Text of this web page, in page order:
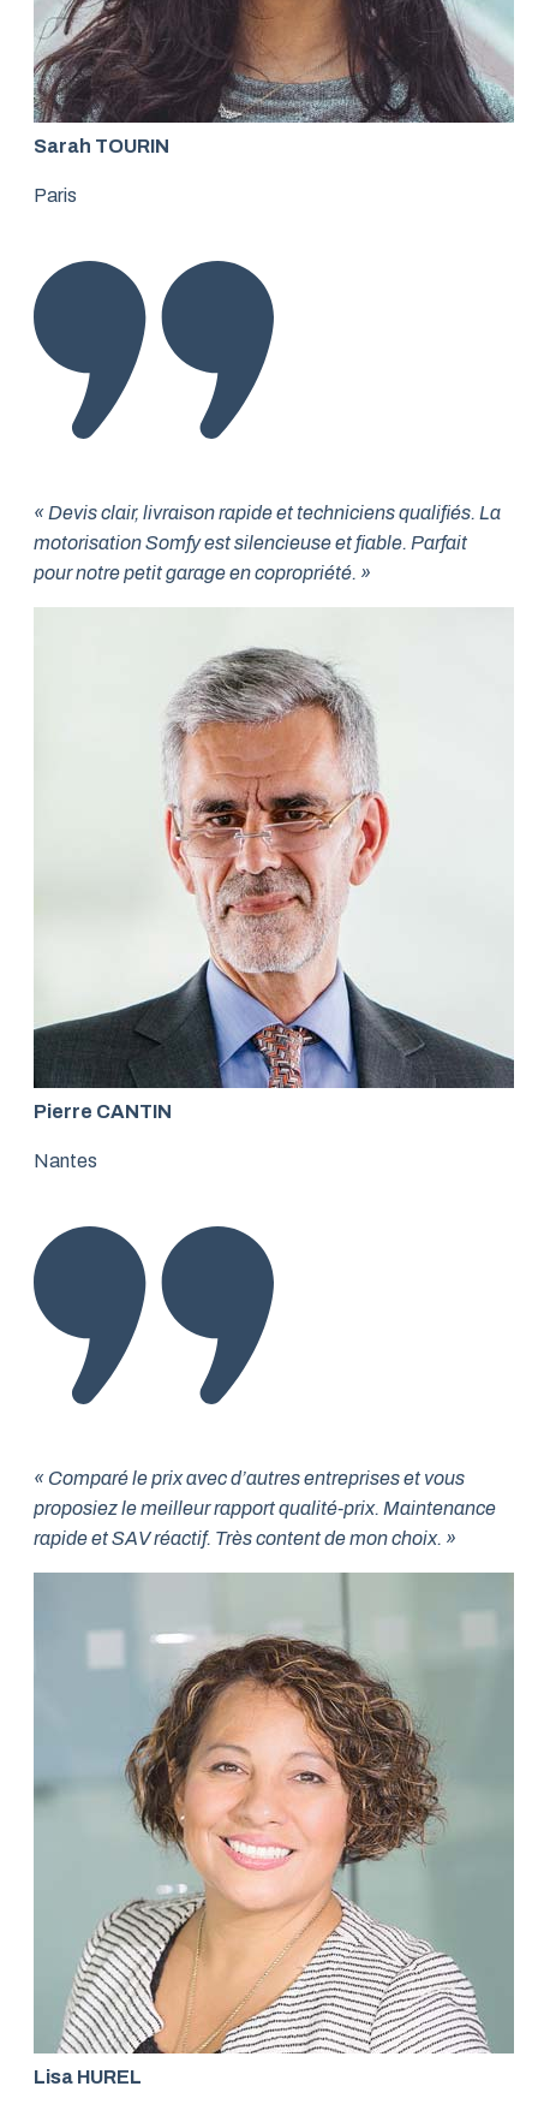
Sarah TOURIN
Paris
« Devis clair, livraison rapide et techniciens qualifiés. La
motorisation Somfy est silencieuse et fiable. Parfait
pour notre petit garage en copropriété. »
Pierre CANTIN
Nantes
« Comparé le prix avec d’autres entreprises et vous
proposiez le meilleur rapport qualité-prix. Maintenance
rapide et SAV réactif. Très content de mon choix. »
Lisa HUREL